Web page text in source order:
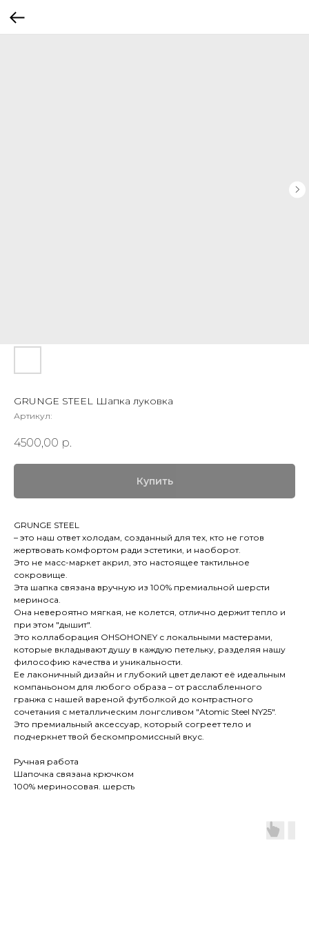
GRUNGE STEEL Шапка луковка
Артикул:
4500,00 р.
Купить
GRUNGE STEEL
– это наш ответ холодам, созданный для тех, кто не готов
жертвовать комфортом ради эстетики, и наоборот.
Это не масс-маркет акрил, это настоящее тактильное
сокровище.
Эта шапка связана вручную из 100% премиальной шерсти
мериноса.
Она невероятно мягкая, не колется, отлично держит тепло и
при этом "дышит".
Это коллаборация OHSOHONEY с локальными мастерами,
которые вкладывают душу в каждую петельку, разделяя нашу
философию качества и уникальности.
Ее лаконичный дизайн и глубокий цвет делают её идеальным
компаньоном для любого образа – от расслабленного
гранжа с нашей вареной футболкой до контрастного
сочетания с металлическим лонгсливом "Atomic Steel NY25".
Это премиальный аксессуар, который согреет тело и
подчеркнет твой бескомпромиссный вкус.
Ручная работа
Шапочка связана крючком
100% мериносовая. шерсть